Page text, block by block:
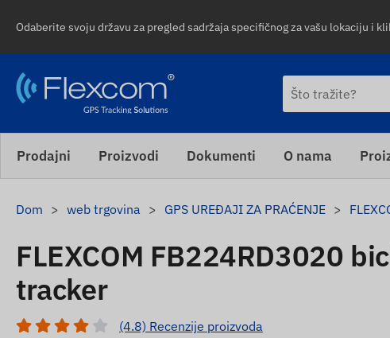
Odaberite svoju državu za pregled sadržaja specifičnog za vašu lokaciju i
Prodajni Proizvodi Dokumenti O nama
Dom web trgovina GPS UREĐAJI ZA PRAĆENJE
FLEXCOM FB224RD3020
tracker
(4.8) Recenzije proizvoda